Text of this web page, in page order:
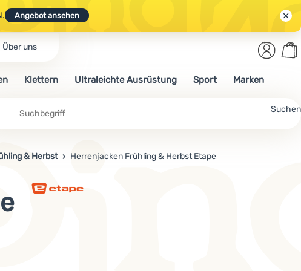
Angebot ansehen
NUTZEN.
Angebot ansehen
Über uns
Suchen
Anmelden
Klettern Ultraleichte Ausrüstung Sport Marken
& Herbst Herrenjacken Frühling & Herbst Etape